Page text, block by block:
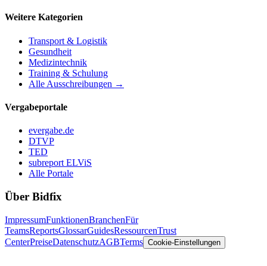
Weitere Kategorien
Transport & Logistik
Gesundheit
Medizintechnik
Training & Schulung
Alle Ausschreibungen →
Vergabeportale
evergabe.de
DTVP
TED
subreport ELViS
Alle Portale
Über Bidfix
ImpressumFunktionenBranchenFür
TeamsReportsGlossarGuidesRessourcenTrust
CenterPreiseDatenschutzAGBTerms Cookie-Einstellungen